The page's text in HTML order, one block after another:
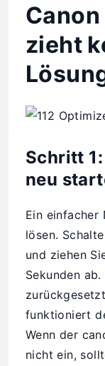
zieht
Schritt
neu
Ein einfacher
lösen.
und ziehen
Sekunden
funktioniert
Wenn der
nicht ein,